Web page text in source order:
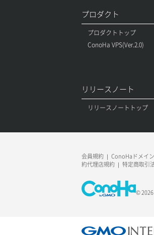
オブジェクト
コンテナ一覧取
コンテナ削除
コンテナ詳細取
レコード詳細取
プロダクト
プロダクトトップ
ConoHa VPS(Ver.2.0)
リリースノート
リリースノートトップ
会員規約 ConoHaドメイ
約代理店規約
特定商取引
© 2026